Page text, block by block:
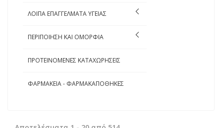
ΛΟΙΠΑ ΕΠΑΓΓΕΛΜΑΤΑ ΥΓΕΙΑΣ
ΠΕΡΙΠΟΙΗΣΗ ΚΑΙ ΟΜΟΡΦΙΑ
ΠΡΟΤΕΙΝΟΜΕΝΕΣ ΚΑΤΑΧΩΡΗΣΕΙΣ
ΦΑΡΜΑΚΕΙΑ - ΦΑΡΜΑΚΑΠΟΘΗΚΕΣ